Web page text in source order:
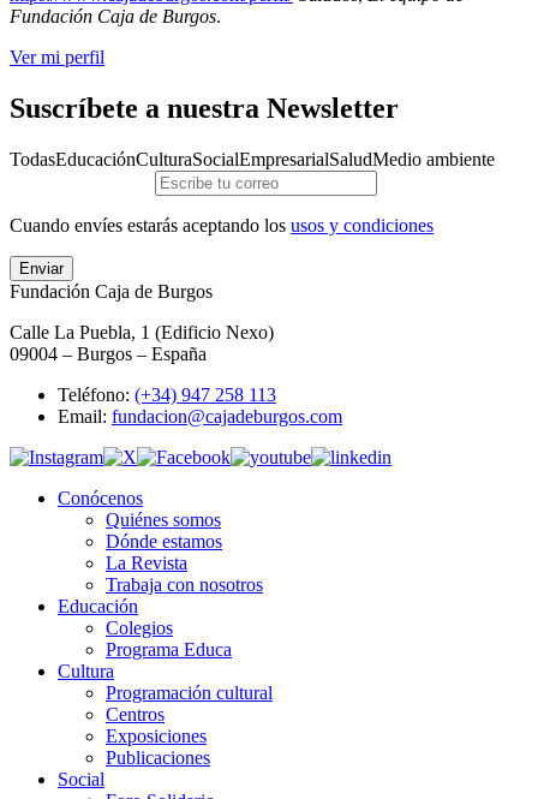
Fundación Caja de Burgos.
Ver mi perfil
Suscríbete a nuestra Newsletter
TodasEducaciónCulturaSocialEmpresarialSaludMedio ambiente
Cuando envíes estarás aceptando los usos y condiciones
Enviar
Fundación Caja de Burgos
Calle La Puebla, 1 (Edificio Nexo)
09004 – Burgos – España
Teléfono: (+34) 947 258 113
Email: fundacion@cajadeburgos.com
Conócenos
Quiénes somos
Dónde estamos
La Revista
Trabaja con nosotros
Educación
Colegios
Programa Educa
Cultura
Programación cultural
Centros
Exposiciones
Publicaciones
Social